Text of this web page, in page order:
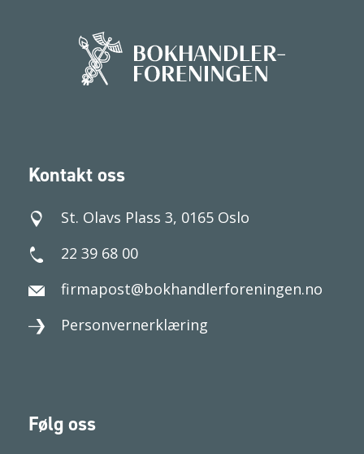
Kontakt oss
St. Olavs Plass 3, 0165 Oslo
22 39 68 00
firmapost@bokhandlerforeningen.no
Personvernerklæring
Følg oss